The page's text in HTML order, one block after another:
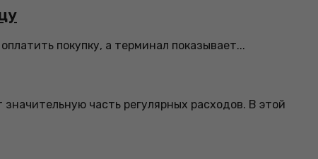
покупку, а терминал показывает...
часть регулярных расходов. В этой